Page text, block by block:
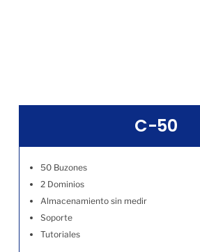
C-50
50 Buzones
2 Dominios
Almacenamiento sin medir
Soporte
Tutoriales